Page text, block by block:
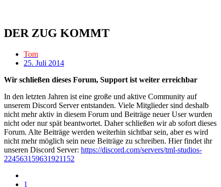
DER ZUG KOMMT
Tom
25. Juli 2014
Wir schließen dieses Forum, Support ist weiter erreichbar
In den letzten Jahren ist eine große und aktive Community auf
unserem Discord Server entstanden. Viele Mitglieder sind deshalb
nicht mehr aktiv in diesem Forum und Beiträge neuer User wurden
nicht oder nur spät beantwortet. Daher schließen wir ab sofort dieses
Forum. Alte Beiträge werden weiterhin sichtbar sein, aber es wird
nicht mehr möglich sein neue Beiträge zu schreiben. Hier findet ihr
unseren Discord Server: https://discord.com/servers/tml-studios-
224563159631921152
1